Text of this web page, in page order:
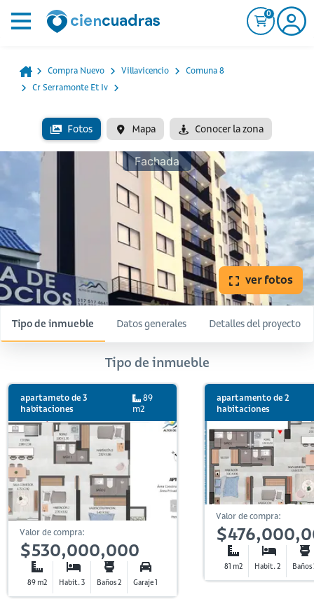
0
Compra Nuevo Villavicencio
Comuna 8
Cr Serramonte Et Iv
Fotos Mapa Conocer la zona
Fachada
ver fotos
Tipo de inmueble Datos generales Detalles del proyecto
Tipo de inmueble
apartameto de 3
habitaciones
89
m2
Valor de compra:
$530,000,000
89 m2 Habit. 3 Baños 2 Garaje 1
apartamento de 2
habitaciones
Valor de compra:
81 m2 Habit. 2 Baños